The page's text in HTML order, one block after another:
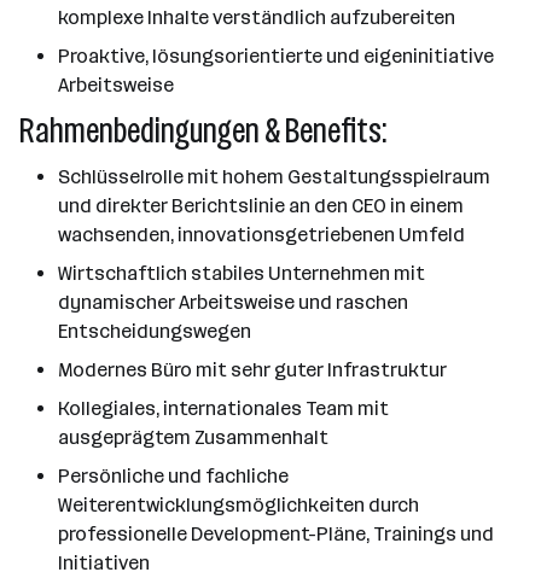
komplexe Inhalte verständlich aufzubereiten
Proaktive, lösungsorientierte und eigeninitiative
Arbeitsweise
Rahmenbedingungen & Benefits:
Schlüsselrolle mit hohem Gestaltungsspielraum
und direkter Berichtslinie an den CEO in einem
wachsenden, innovationsgetriebenen Umfeld
Wirtschaftlich stabiles Unternehmen mit
dynamischer Arbeitsweise und raschen
Entscheidungswegen
Modernes Büro mit sehr guter Infrastruktur
Kollegiales, internationales Team mit
ausgeprägtem Zusammenhalt
Persönliche und fachliche
Weiterentwicklungsmöglichkeiten durch
professionelle Development-Pläne, Trainings und
Initiativen